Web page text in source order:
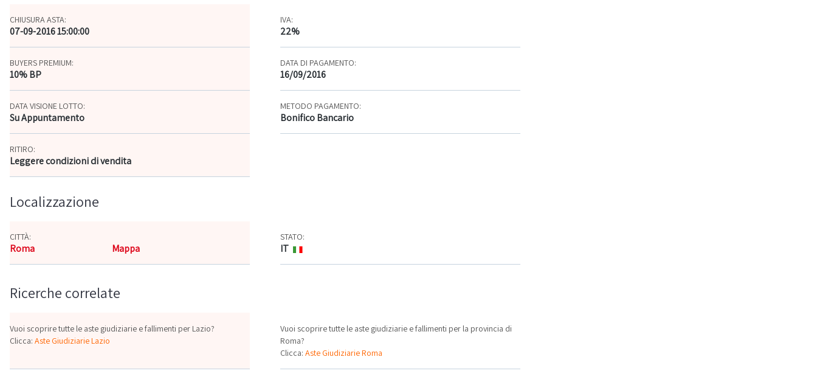
CHIUSURA ASTA:
07-09-2016 15:00:00
IVA:
22%
BUYERS PREMIUM:
10% BP
DATA DI PAGAMENTO:
16/09/2016
DATA VISIONE LOTTO:
Su Appuntamento
METODO PAGAMENTO:
Bonifico Bancario
RITIRO:
Leggere condizioni di vendita
Localizzazione
CITTÀ:
Roma Mappa
STATO:
IT
Ricerche correlate
Vuoi scoprire tutte le aste giudiziarie e fallimenti per Lazio?
Clicca: Aste Giudiziarie Lazio
Vuoi scoprire tutte le aste giudiziarie e fallimenti per la provincia di
Roma?
Clicca:Aste Giudiziarie Roma